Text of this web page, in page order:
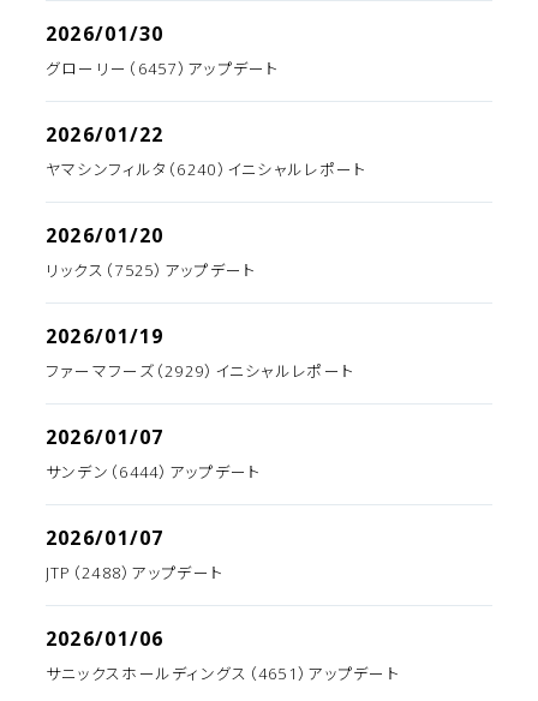
2026/01/30
グローリー（6457）アップデート
2026/01/22
ヤマシンフィルタ（6240）イニシャルレポート
2026/01/20
リックス（7525）アップデート
2026/01/19
ファーマフーズ（2929）イニシャルレポート
2026/01/07
サンデン（6444）アップデート
2026/01/07
JTP（2488）アップデート
2026/01/06
サニックスホールディングス（4651）アップデート